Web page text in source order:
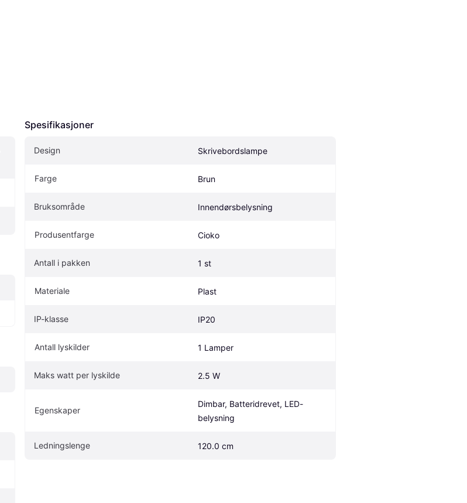
Spesifikasjoner
Design Skrivebordslampe
Farge Brun
Bruksområde Innendørsbelysning
Produsentfarge Cioko
Antall i pakken 1 st
Materiale Plast
IP-klasse IP20
Antall lyskilder 1 Lamper
Maks watt per lyskilde 2.5 W
Egenskaper
Dimbar, Batteridrevet, LED-
belysning
Ledningslenge 120.0 cm